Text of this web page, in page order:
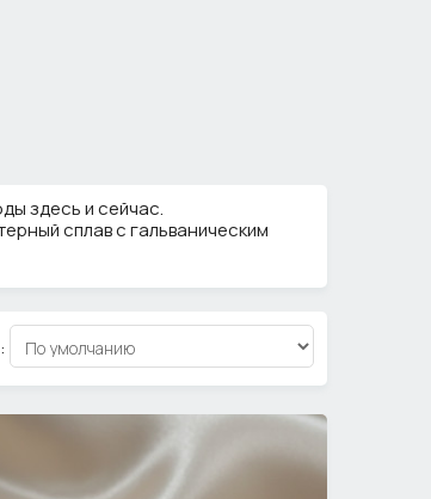
здесь и сейчас.
сплав с гальваническим